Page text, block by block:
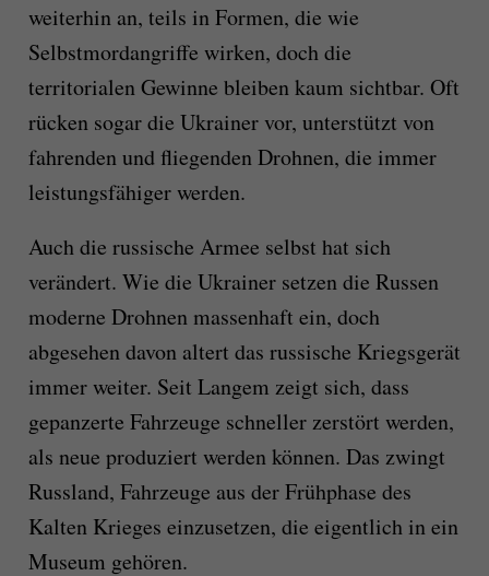
weiterhin an, teils in Formen, die wie
Selbstmordangriffe wirken, doch die
territorialen Gewinne bleiben kaum sichtbar. Oft
rücken sogar die Ukrainer vor, unterstützt von
fahrenden und fliegenden Drohnen, die immer
leistungsfähiger werden.
Auch die russische Armee selbst hat sich
verändert. Wie die Ukrainer setzen die Russen
moderne Drohnen massenhaft ein, doch
abgesehen davon altert das russische Kriegsgerät
immer weiter. Seit Langem zeigt sich, dass
gepanzerte Fahrzeuge schneller zerstört werden,
als neue produziert werden können. Das zwingt
Russland, Fahrzeuge aus der Frühphase des
Kalten Krieges einzusetzen, die eigentlich in ein
Museum gehören.